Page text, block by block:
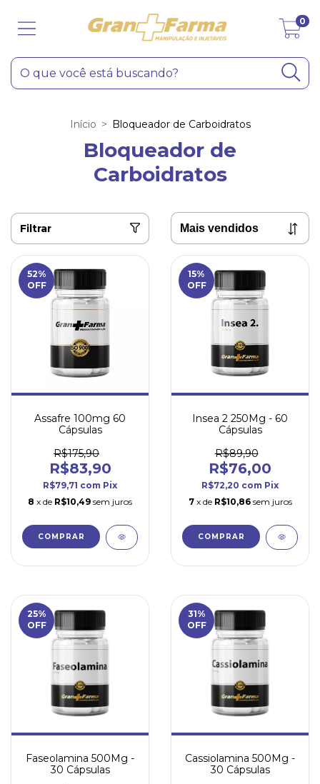
0
Início > Bloqueador de Carboidratos
Bloqueador de
Carboidratos
Filtrar
52%
OFF
Assafre 100mg 60
Cápsulas
R$175,90
R$83,90
R$79,71 com Pix
8 x de R$10,49 sem juros
15%
OFF
Insea 2 250Mg - 60
Cápsulas
R$89,90
R$76,00
R$72,20 com Pix
7 x de R$10,86 sem juros
25%
OFF
Faseolamina 500Mg -
30 Cápsulas
31%
OFF
Cassiolamina 500Mg -
30 Cápsulas